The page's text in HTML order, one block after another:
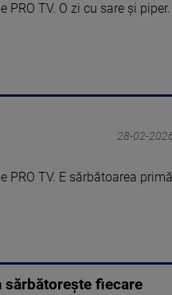
TV. O zi cu sare și piper.
28-02-
PRO TV. E sărbătoarea
sărbătorește fiecare